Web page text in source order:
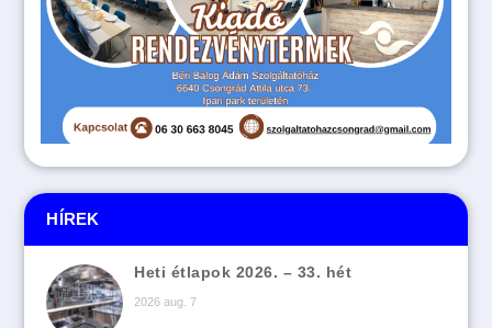
HÍREK
Heti étlapok 2026. – 33. hét
2026 aug. 7